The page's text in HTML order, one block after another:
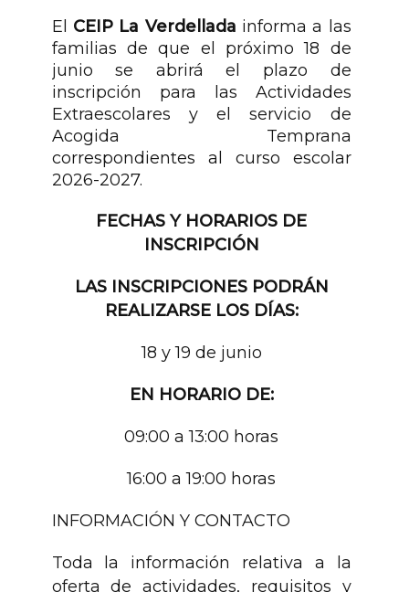
El CEIP La Verdellada informa a las
familias de que el próximo 18 de
junio se abrirá el plazo de
inscripción para las Actividades
Extraescolares y el servicio de
Acogida Temprana
correspondientes al curso escolar
2026-2027.
FECHAS Y HORARIOS DE
INSCRIPCIÓN
LAS INSCRIPCIONES PODRÁN
REALIZARSE LOS DÍAS:
18 y 19 de junio
EN HORARIO DE:
09:00 a 13:00 horas
16:00 a 19:00 horas
INFORMACIÓN Y CONTACTO
Toda la información relativa a la
oferta de actividades, requisitos y